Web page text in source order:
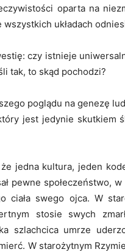
oparta na
układach
czy istnieje
tak, to skąd pochodzi?
poglądu na genezę
jest jedynie skutkiem
jedna kultura, jeden
pewne społeczeństwo,
ciała swego ojca. W
stosie swych
szlachcica umrze
W starożytnym